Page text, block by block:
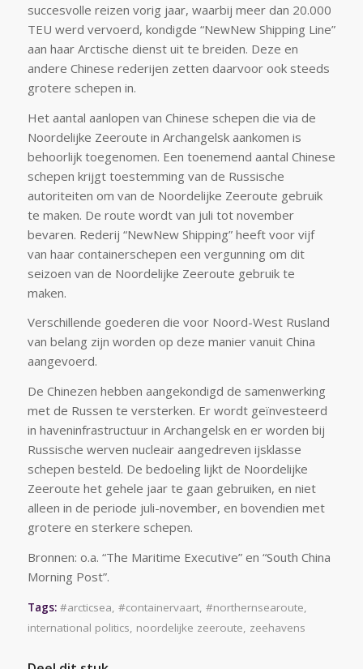
succesvolle reizen vorig jaar, waarbij meer dan 20.000
TEU werd vervoerd, kondigde “NewNew Shipping Line”
aan haar Arctische dienst uit te breiden. Deze en
andere Chinese rederijen zetten daarvoor ook steeds
grotere schepen in.
Het aantal aanlopen van Chinese schepen die via de
Noordelijke Zeeroute in Archangelsk aankomen is
behoorlijk toegenomen. Een toenemend aantal Chinese
schepen krijgt toestemming van de Russische
autoriteiten om van de Noordelijke Zeeroute gebruik
te maken. De route wordt van juli tot november
bevaren. Rederij “NewNew Shipping” heeft voor vijf
van haar containerschepen een vergunning om dit
seizoen van de Noordelijke Zeeroute gebruik te
maken.
Verschillende goederen die voor Noord-West Rusland
van belang zijn worden op deze manier vanuit China
aangevoerd.
De Chinezen hebben aangekondigd de samenwerking
met de Russen te versterken. Er wordt geïnvesteerd
in haveninfrastructuur in Archangelsk en er worden bij
Russische werven nucleair aangedreven ijsklasse
schepen besteld. De bedoeling lijkt de Noordelijke
Zeeroute het gehele jaar te gaan gebruiken, en niet
alleen in de periode juli-november, en bovendien met
grotere en sterkere schepen.
Bronnen: o.a. “The Maritime Executive” en “South China
Morning Post”.
Tags: #arcticsea, #containervaart, #northernsearoute,
international politics, noordelijke zeeroute, zeehavens